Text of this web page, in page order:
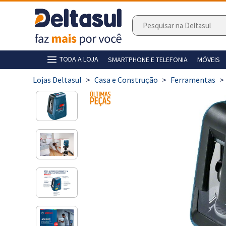
TODA A LOJA SMARTPHONE E TELEFONIA MÓVEIS
> Casa e Construção > Ferramentas >